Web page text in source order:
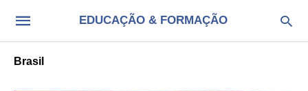
EDUCAÇÃO & FORMAÇÃO
Brasil